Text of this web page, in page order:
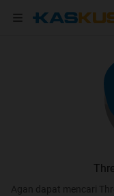
Agan dapat mencari